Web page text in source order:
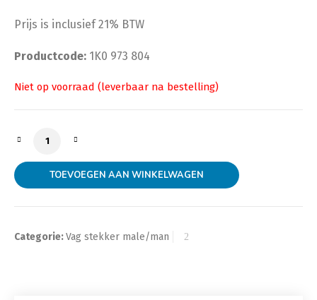
Prijs is inclusief 21% BTW
Productcode: 1K0 973 804
1K0 973 804 VAG Stekker 4pins aantal
TOEVOEGEN AAN WINKELWAGEN
Categorie:Vag stekker male/man